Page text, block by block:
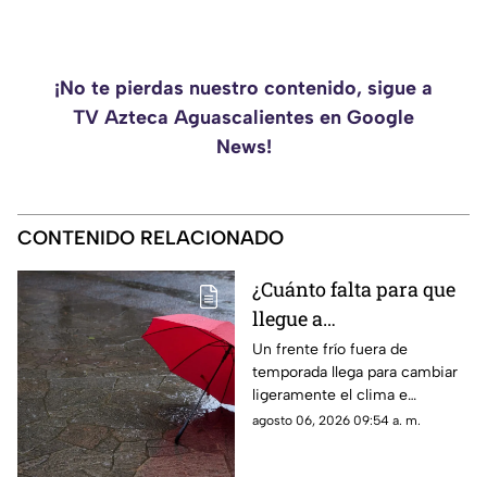
¡No te pierdas nuestro contenido, sigue a
TV Azteca Aguascalientes en Google
News!
CONTENIDO RELACIONADO
¿Cuánto falta para que
llegue a
Aguascalientes? Frente
frío fuera de temporada
afectará en agosto 2026
Un frente frío fuera de
temporada llega para cambiar
ligeramente el clima e
incrementar las lluvias en
agosto 06, 2026 09:54 a. m.